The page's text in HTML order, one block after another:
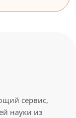
сервис,
науки из